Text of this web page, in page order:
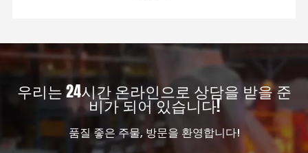
우리는 24시간 온라인으로 상담을 받을 준
비가 되어 있습니다!
품질 좋은 주물, 방문을 환영합니다!